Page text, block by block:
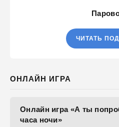
ЧИТАТЬ
ОНЛАЙН ИГРА
Онлайн игра «А ты
часа ночи»